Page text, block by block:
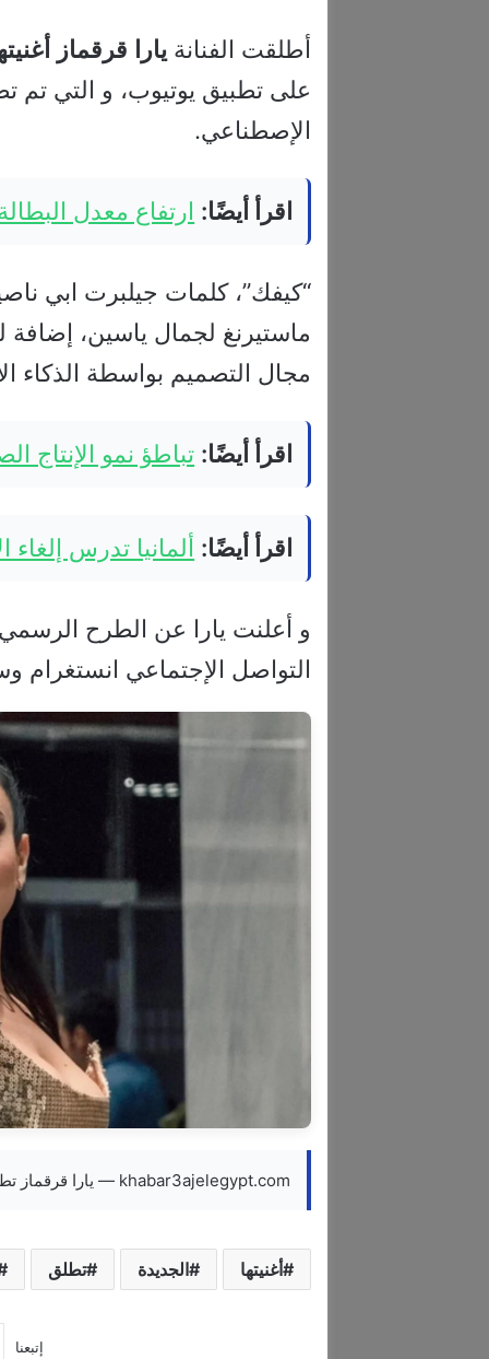
أطلقت الفنانة يارا قرقماز
على تطبيق يوتيوب، و التي تم
الإصطناعي.
اقرأ أيضًا: ارتفاع معدل
“كيفك”، كلمات جيلبرت ابي
ماستيرنغ لجمال ياسين،
مجال التصميم بواسطة الذكاء
اقرأ أيضًا: تباطؤ نمو الإنتاج
اقرأ أيضًا: ألمانيا تدرس
و أعلنت يارا عن الطرح
التواصل الإجتماعي انستغرام
khabar3ajelegypt.com — يارا قرقماز تطلق أغنيتها الجديدة كيفك
أغنيتها الجديدة تطلق
إتبعنا